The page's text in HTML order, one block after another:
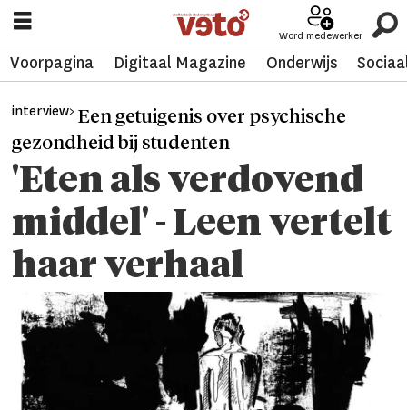
Word medewerker
Voorpagina Digitaal Magazine Onderwijs
interview> Een getuigenis over psychische
gezondheid bij studenten
'Eten als verdovend
middel' - Leen vertelt
haar verhaal